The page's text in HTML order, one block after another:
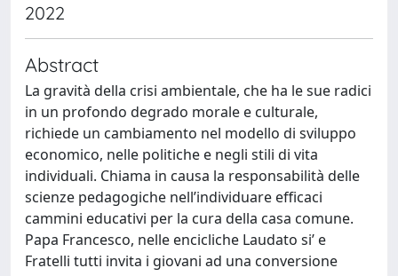
2022
Abstract
La gravità della crisi ambientale, che ha le sue radici
in un profondo degrado morale e culturale,
richiede un cambiamento nel modello di sviluppo
economico, nelle politiche e negli stili di vita
individuali. Chiama in causa la responsabilità delle
scienze pedagogiche nell’individuare efficaci
cammini educativi per la cura della casa comune.
Papa Francesco, nelle encicliche Laudato si’ e
Fratelli tutti invita i giovani ad una conversione